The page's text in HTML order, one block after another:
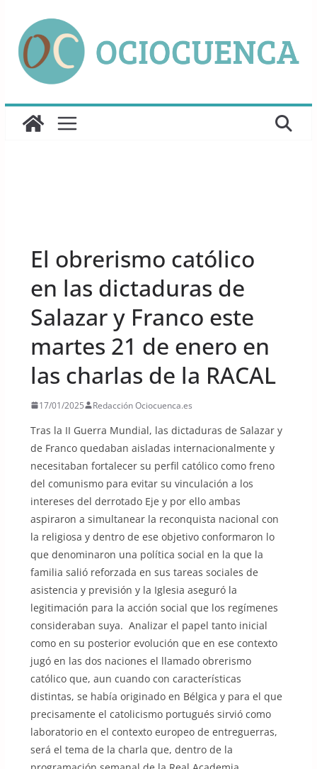
contenido
El obrerismo católico
en las dictaduras de
Salazar y Franco este
martes 21 de enero en
las charlas de la RACAL
17/01/2025 Redacción Ociocuenca.es
Tras la II Guerra Mundial, las dictaduras de Salazar y
de Franco quedaban aisladas internacionalmente y
necesitaban fortalecer su perfil católico como freno
del comunismo para evitar su vinculación a los
intereses del derrotado Eje y por ello ambas
aspiraron a simultanear la reconquista nacional con
la religiosa y dentro de ese objetivo conformaron lo
que denominaron una política social en la que la
familia salió reforzada en sus tareas sociales de
asistencia y previsión y la Iglesia aseguró la
legitimación para la acción social que los regímenes
consideraban suya. Analizar el papel tanto inicial
como en su posterior evolución que en ese contexto
jugó en las dos naciones el llamado obrerismo
católico que, aun cuando con características
distintas, se había originado en Bélgica y para el que
precisamente el catolicismo portugués sirvió como
laboratorio en el contexto europeo de entreguerras,
será el tema de la charla que, dentro de la